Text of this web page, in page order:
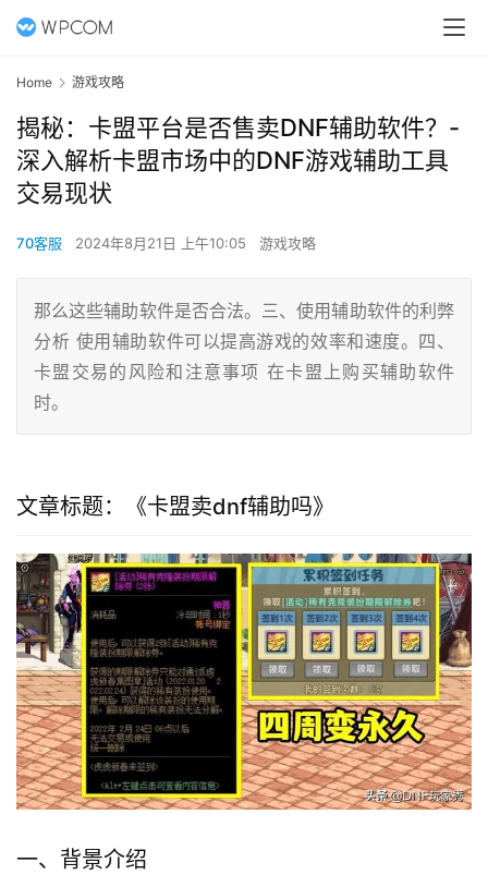
Home 游戏攻略
揭秘：卡盟平台是否售卖DNF辅助软件？-
深入解析卡盟市场中的DNF游戏辅助工具
交易现状
70客服 2024年8月21日 上午10:05 游戏攻略
那么这些辅助软件是否合法。三、使用辅助软件的利弊
分析 使用辅助软件可以提高游戏的效率和速度。四、
卡盟交易的风险和注意事项 在卡盟上购买辅助软件
时。
文章标题：《卡盟卖dnf辅助吗》
一、背景介绍